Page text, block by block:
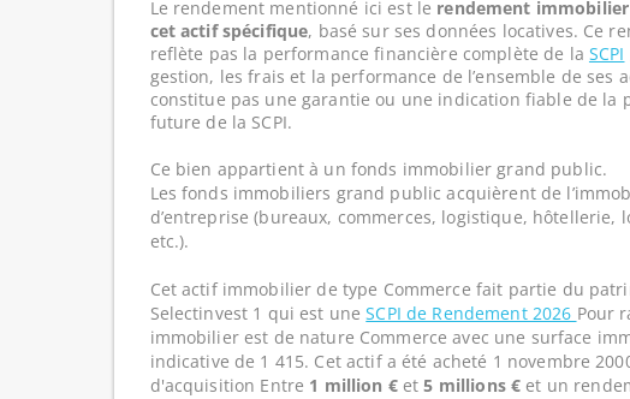
Le rendement mentionné ici est le rendement
cet actif spécifique, basé sur ses données locatives. Ce
reflète pas la performance financière complète de la SCPI
gestion, les frais et la performance de l’ensemble de ses
constitue pas une garantie ou une indication fiable de la
future de la SCPI.
Ce bien appartient à un fonds immobilier grand public.
Les fonds immobiliers grand public acquièrent de
d’entreprise (bureaux, commerces, logistique, hôtellerie,
etc.).
Cet actif immobilier de type Commerce fait partie du
Selectinvest 1 qui est uneSCPI de Rendement 2026 Pour
immobilier est de nature Commerce avec une surface
indicative de 1 415. Cet actif a été acheté 1 novembre
d'acquisition Entre 1 million €et5 millions € et un